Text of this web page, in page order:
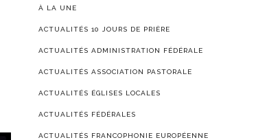
À LA UNE
ACTUALITÉS 10 JOURS DE PRIÈRE
ACTUALITÉS ADMINISTRATION FÉDÉRALE
ACTUALITÉS ASSOCIATION PASTORALE
ACTUALITÉS ÉGLISES LOCALES
ACTUALITÉS FÉDÉRALES
ACTUALITÉS FRANCOPHONIE EUROPÉENNE